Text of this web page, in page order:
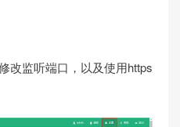
改监听端口，以及使用https